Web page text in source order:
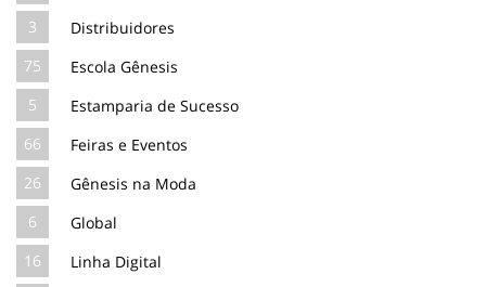
3
Distribuidores
75
Escola Gênesis
5
Estamparia de Sucesso
66
Feiras e Eventos
26
Gênesis na Moda
6
Global
16
Linha Digital